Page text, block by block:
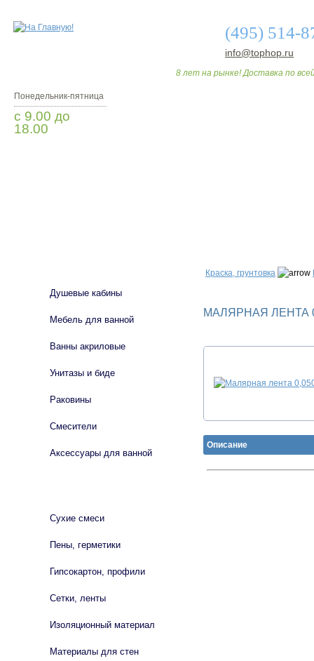
(495) 514-
info@tophop.ru
8 лет на рынке! Доставка по
Понедельник-пятница
с 9.00 до
18.00
Краска, грунтовка
МАЛЯРНАЯ ЛЕНТА
Описание
Душевые кабины
Мебель для ванной
Ванны акриловые
Унитазы и биде
Раковины
Смесители
Аксессуары для ванной
Сухие смеси
Пены, герметики
Гипсокартон, профили
Сетки, ленты
Изоляционный материал
Материалы для стен